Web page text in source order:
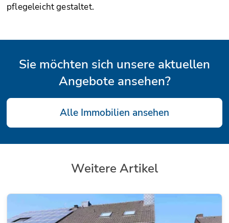
pflegeleicht gestaltet.
Sie möchten sich unsere aktuellen
Angebote ansehen?
Alle Immobilien ansehen
Weitere Artikel